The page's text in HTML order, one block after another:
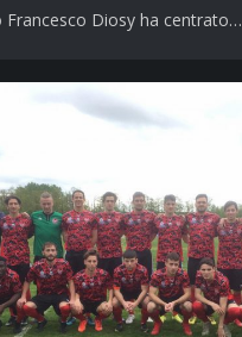
Francesco Diosy ha centrato…